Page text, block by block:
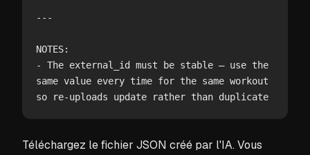
---
NOTES:
- The external_id must be stable — use the
same value every time for the same workout
so re-uploads update rather than duplicate
Téléchargez le fichier JSON créé par l'IA. Vous